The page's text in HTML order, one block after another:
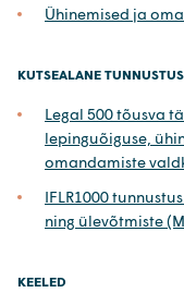
Ühinemised ja
KUTSEALANE TUNNUSTUS
Legal 500 tõusva
lepinguõiguse,
omandamiste
IFLR1000
ning ülevõtmiste
KEELED